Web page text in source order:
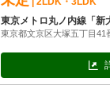
東京メトロ丸ノ内線「新
東京都文京区大塚五丁目41